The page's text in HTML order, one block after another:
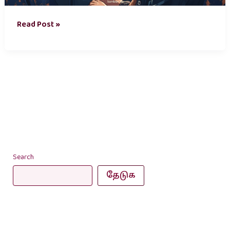
Read Post »
Search
தேடுக